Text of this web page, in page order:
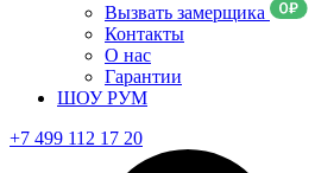
Вызвать замерщика
Контакты
О нас
Гарантии
ШОУ РУМ
+7 499 112 17 20